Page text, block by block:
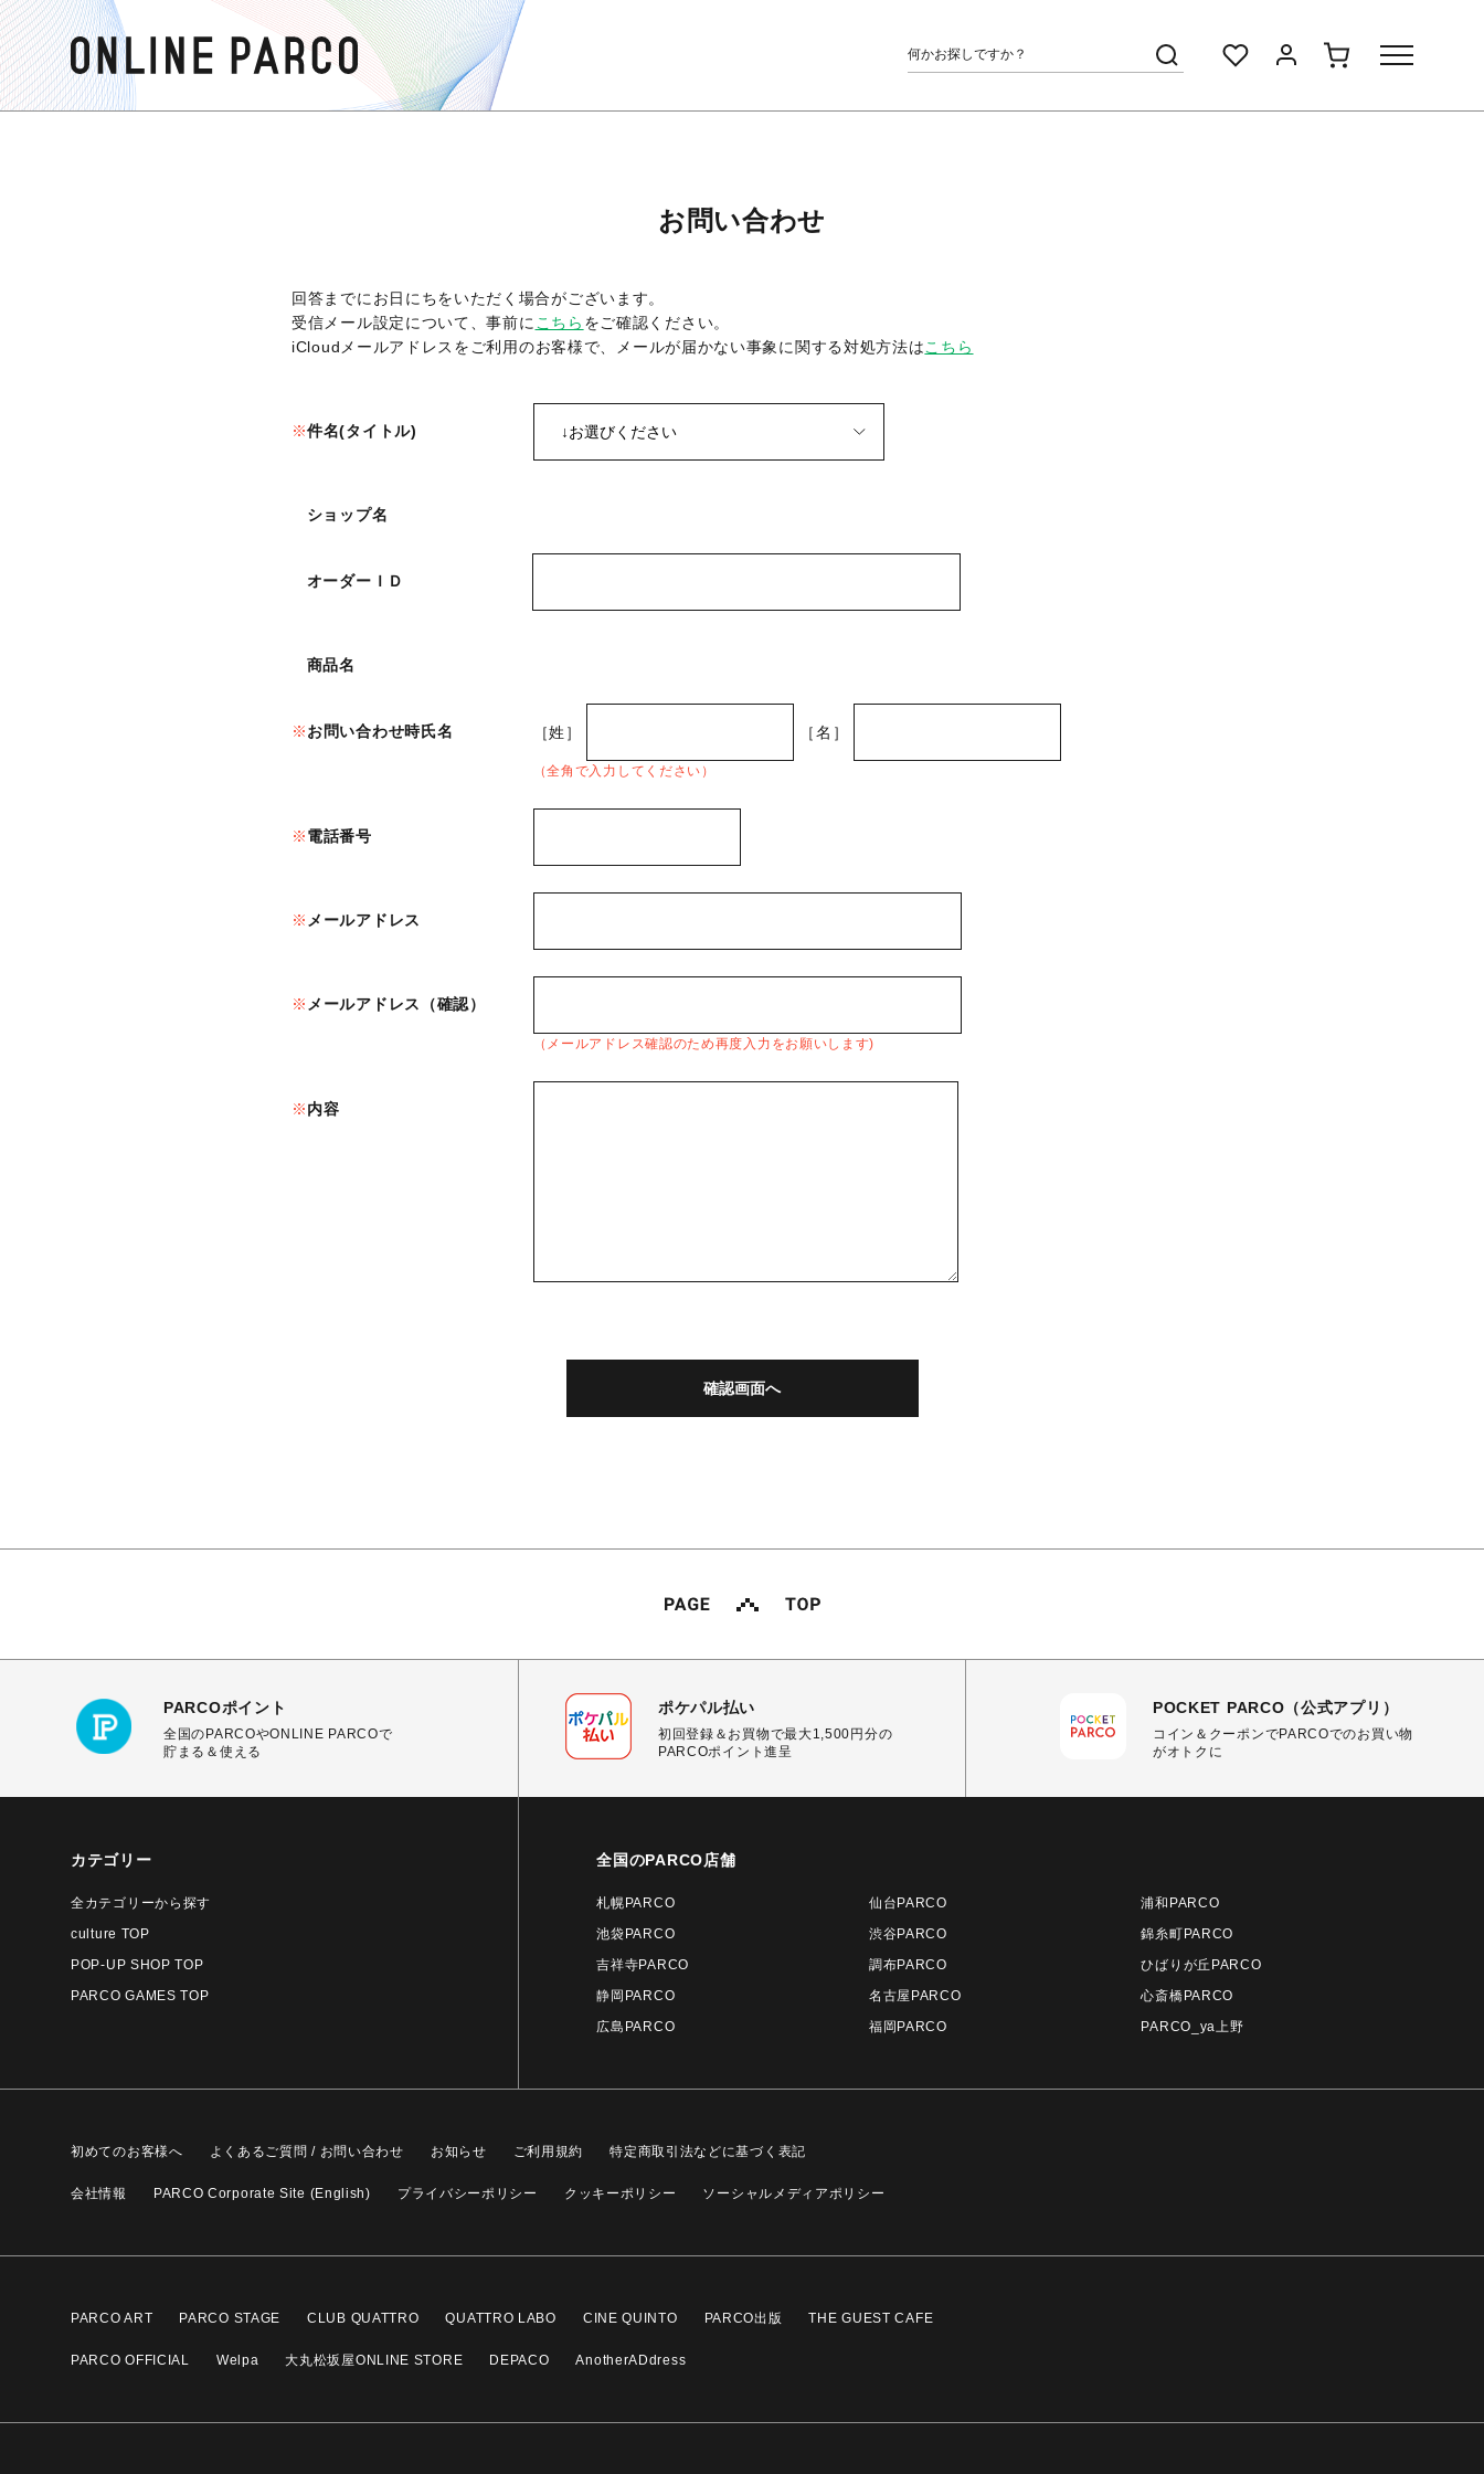
お問い合わせ
回答までにお日にちをいただく場合がございます。
受信メール設定について、事前に こちら をご確認ください。
iCloudメールアドレスをご利用のお客様で、メールが届かない事象に関する対処方法はこちら
件名(タイトル)
ショップ名
オーダーＩＤ
商品名
お問い合わせ時氏名 ［姓］ ［名］
（全角で入力してください）
電話番号
メールアドレス
メールアドレス（確認）
（メールアドレス確認のため再度入力をお願いします)
内容
PARCOポイント
全国のPARCOやONLINE PARCOで
貯まる＆使える
ポケパル払い
初回登録＆お買物で最大1,500円分の
PARCOポイント進呈
POCKET PARCO（公式アプリ）
コイン＆クーポンでPARCOでのお買い物
がオトクに
カテゴリー
全カテゴリーから探す
culture TOP
POP-UP SHOP TOP
PARCO GAMES TOP
全国のPARCO店舗
札幌PARCO 仙台PARCO
浦和PARCO
池袋PARCO
渋谷PARCO
錦糸町PARCO
吉祥寺PARCO
調布PARCO
ひばりが丘PARCO
静岡PARCO
名古屋PARCO
心斎橋PARCO
広島PARCO
福岡PARCO PARCO_ya上野
初めてのお客様へ よくあるご質問 / お問い合わせ お知らせ ご利用規約 特定商取引法などに基づく表記
会社情報 PARCO Corporate Site (English) プライバシーポリシー クッキーポリシー ソーシャルメディアポリシー
PARCO ART PARCO STAGE CLUB QUATTRO QUATTRO LABO CINE QUINTO PARCO出版 THE GUEST CAFE
PARCO OFFICIAL Welpa 大丸松坂屋ONLINE STORE DEPACO AnotherADdress